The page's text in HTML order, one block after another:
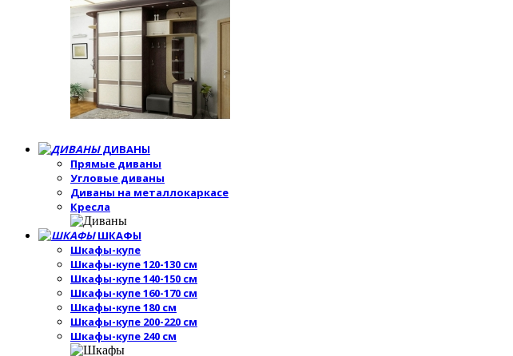
ДИВАНЫ
Прямые диваны
Угловые диваны
Диваны на металлокаркасе
Кресла
ШКАФЫ
Шкафы-купе
Шкафы-купе 120-130 см
Шкафы-купе 140-150 см
Шкафы-купе 160-170 см
Шкафы-купе 180 см
Шкафы-купе 200-220 см
Шкафы-купе 240 см